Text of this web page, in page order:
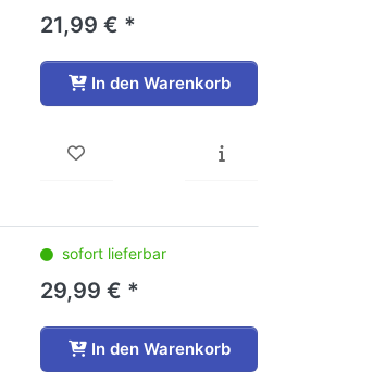
21,99 € *
In den Warenkorb
sofort lieferbar
29,99 € *
In den Warenkorb